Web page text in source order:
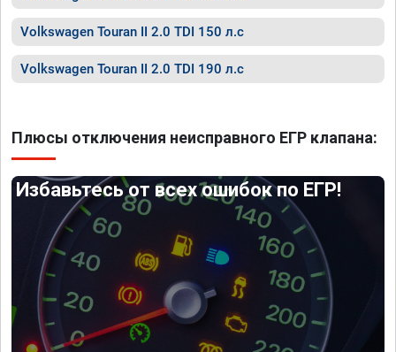
Volkswagen Touran II 2.0 TDI 150 л.с
Volkswagen Touran II 2.0 TDI 190 л.с
Плюсы отключения неисправного ЕГР клапана:
Избавьтесь от всех ошибок по ЕГР!